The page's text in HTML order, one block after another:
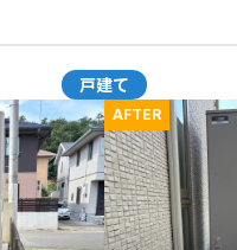
戸建て
AFTER